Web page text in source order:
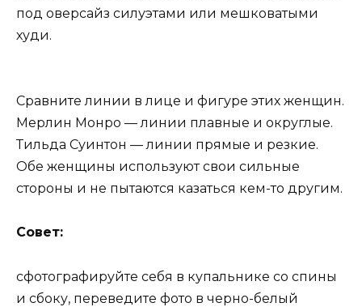
под оверсайз силуэтами или мешковатыми
худи.
Сравните линии в лице и фигуре этих женщин.
Мерлин Монро — линии плавные и округлые.
Тильда Суинтон — линии прямые и резкие.
Обе женщины используют свои сильные
стороны и не пытаются казаться кем-то другим.
Совет:
сфотографируйте себя в купальнике со спины
и сбоку, переведите фото в черно-белый